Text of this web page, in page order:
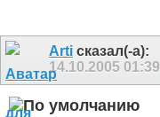
Arti сказал(-а):
14.10.2005 01:39